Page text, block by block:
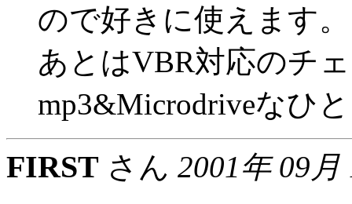
ので好きに使えます。
あとはVBR対応のチ
mp3&Microdriveなひ
FIRST さん 2001年 09月